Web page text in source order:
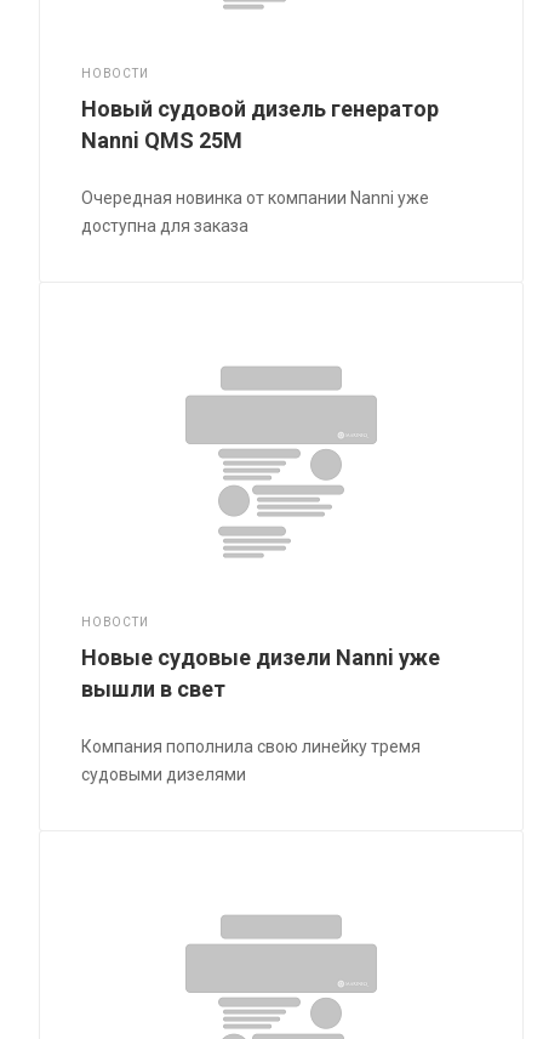
НОВОСТИ
Новый судовой дизель генератор
Nanni QMS 25M
Очередная новинка от компании Nanni уже
доступна для заказа
НОВОСТИ
Новые судовые дизели Nanni уже
вышли в свет
Компания пополнила свою линейку тремя
судовыми дизелями